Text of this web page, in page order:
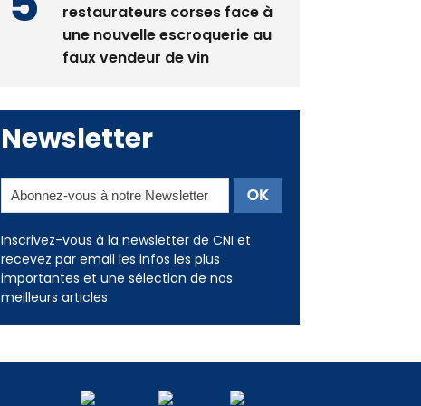
restaurateurs corses face à
une nouvelle escroquerie au
faux vendeur de vin
Newsletter
Inscrivez-vous à la newsletter de CNI et
recevez par email les infos les plus
importantes et une sélection de nos
meilleurs articles